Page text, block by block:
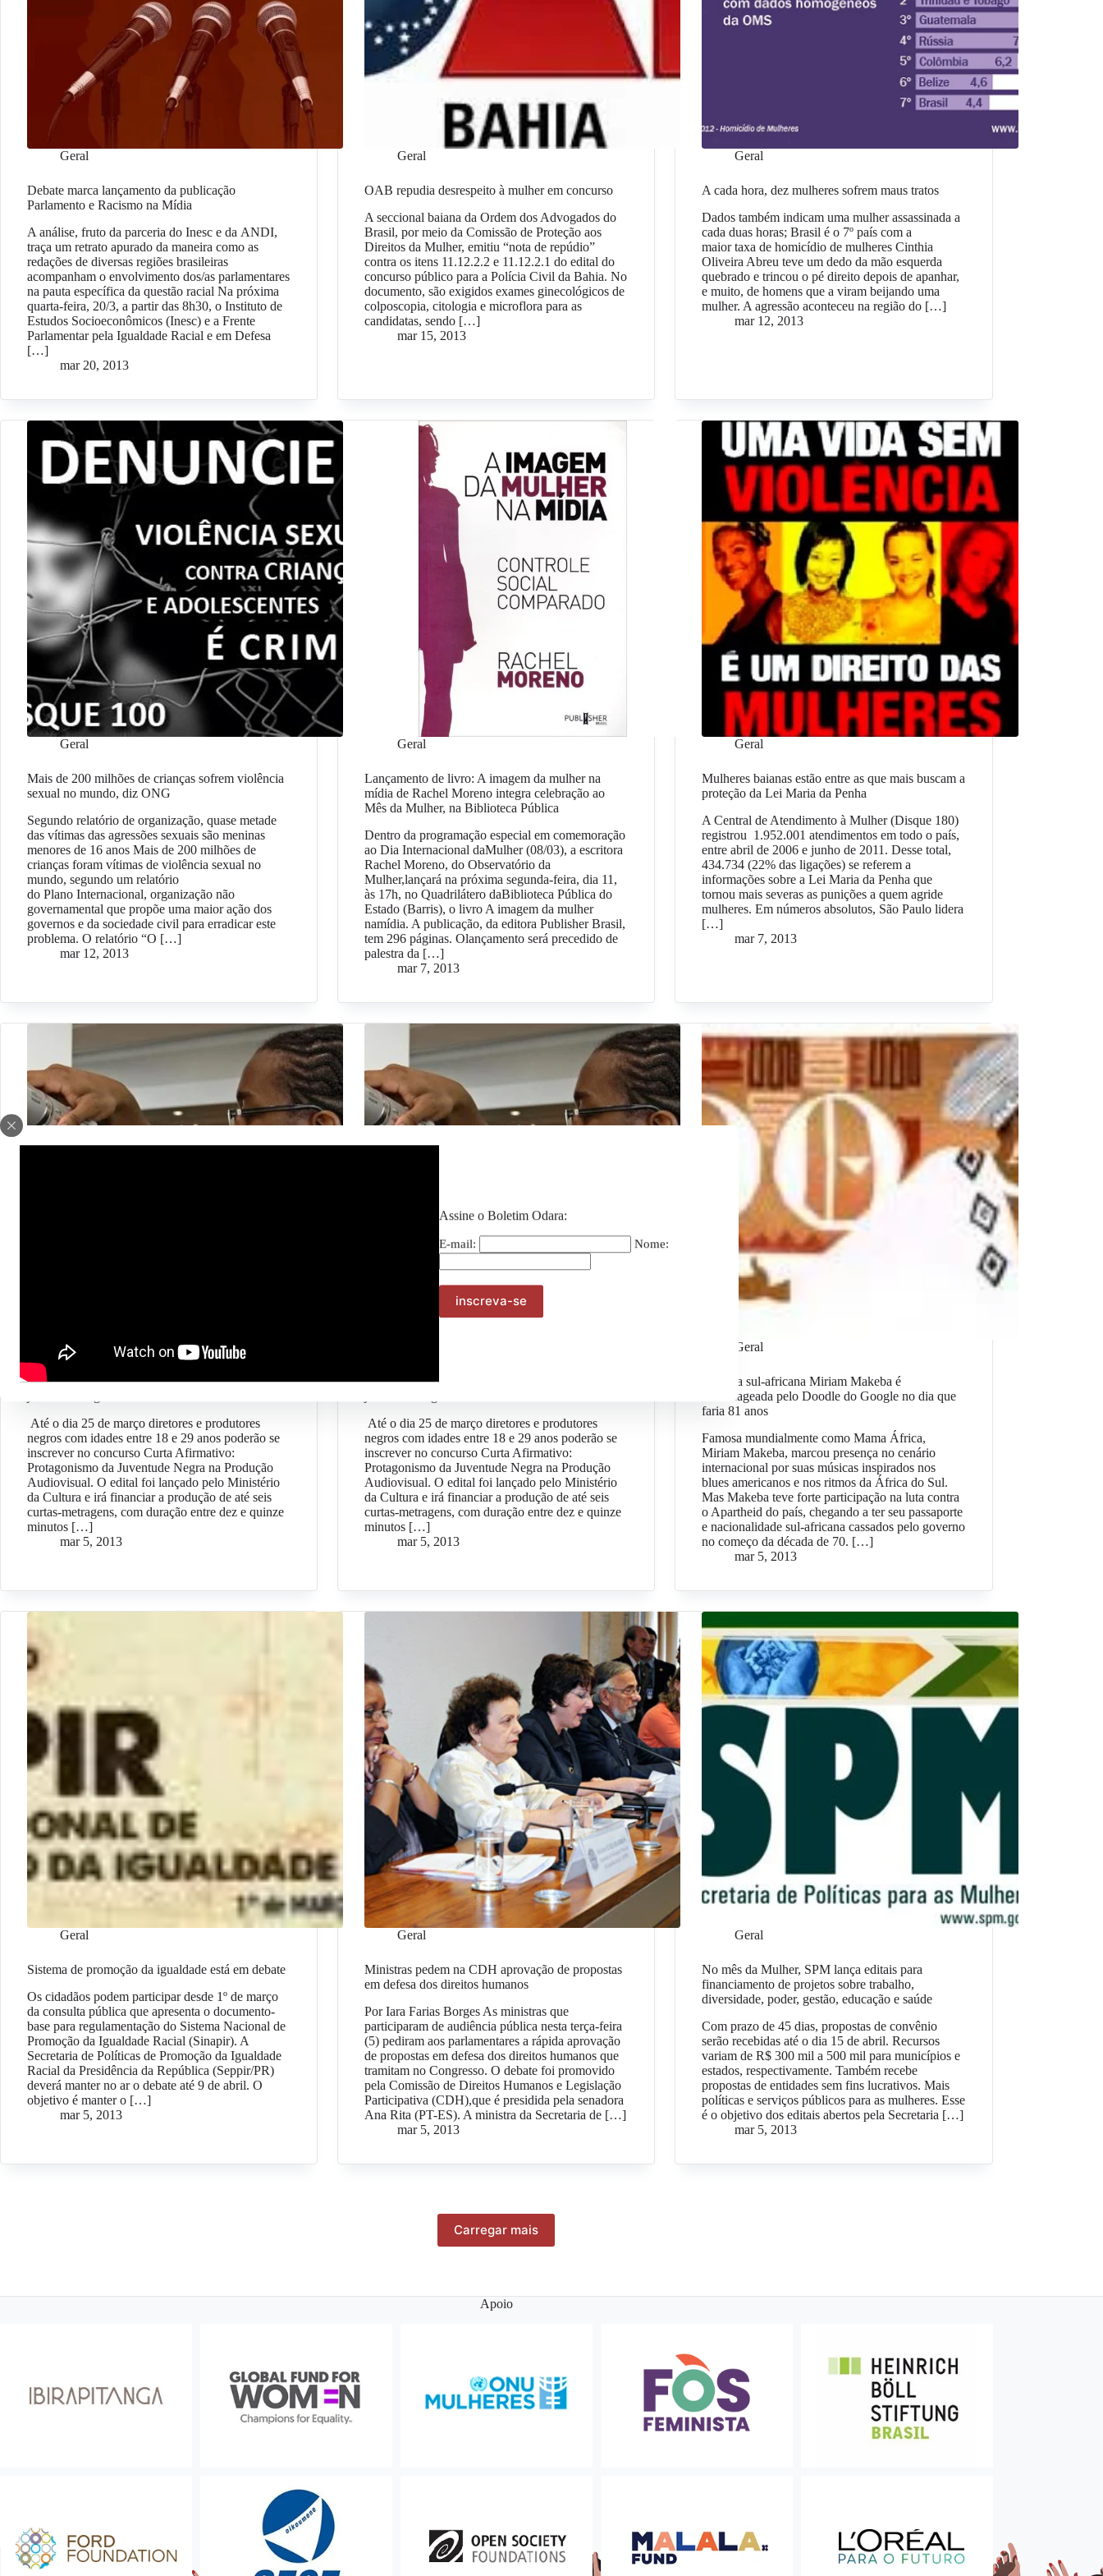
Assine o Boletim Odara:
E-mail: Nome:
Geral
Debate marca lançamento da publicação
Parlamento e Racismo na Mídia
A análise, fruto da parceria do Inesc e da ANDI,
traça um retrato apurado da maneira como as
redações de diversas regiões brasileiras
acompanham o envolvimento dos/as parlamentares
na pauta específica da questão racial Na próxima
quarta-feira, 20/3, a partir das 8h30, o Instituto de
Estudos Socioeconômicos (Inesc) e a Frente
Parlamentar pela Igualdade Racial e em Defesa
[…]
mar 20, 2013
Geral
OAB repudia desrespeito à mulher em concurso
A seccional baiana da Ordem dos Advogados do
Brasil, por meio da Comissão de Proteção aos
Direitos da Mulher, emitiu “nota de repúdio”
contra os itens 11.12.2.2 e 11.12.2.1 do edital do
concurso público para a Polícia Civil da Bahia. No
documento, são exigidos exames ginecológicos de
colposcopia, citologia e microflora para as
candidatas, sendo […]
mar 15, 2013
Geral
A cada hora, dez mulheres sofrem maus tratos
Dados também indicam uma mulher assassinada a
cada duas horas; Brasil é o 7º país com a
maior taxa de homicídio de mulheres Cinthia
Oliveira Abreu teve um dedo da mão esquerda
quebrado e trincou o pé direito depois de apanhar,
e muito, de homens que a viram beijando uma
mulher. A agressão aconteceu na região do […]
mar 12, 2013
Geral
Mais de 200 milhões de crianças sofrem violência
sexual no mundo, diz ONG
Segundo relatório de organização, quase metade
das vítimas das agressões sexuais são meninas
menores de 16 anos Mais de 200 milhões de
crianças foram vítimas de violência sexual no
mundo, segundo um relatório
do Plano Internacional, organização não
governamental que propõe uma maior ação dos
governos e da sociedade civil para erradicar este
problema. O relatório “O […]
mar 12, 2013
Geral
Lançamento de livro: A imagem da mulher na
mídia de Rachel Moreno integra celebração ao
Mês da Mulher, na Biblioteca Pública
Dentro da programação especial em comemoração
ao Dia Internacional daMulher (08/03), a escritora
Rachel Moreno, do Observatório da
Mulher,lançará na próxima segunda-feira, dia 11,
às 17h, no Quadrilátero daBiblioteca Pública do
Estado (Barris), o livro A imagem da mulher
namídia. A publicação, da editora Publisher Brasil,
tem 296 páginas. Olançamento será precedido de
palestra da […]
mar 7, 2013
Geral
Mulheres baianas estão entre as que mais buscam a
proteção da Lei Maria da Penha
A Central de Atendimento à Mulher (Disque 180)
registrou 1.952.001 atendimentos em todo o país,
entre abril de 2006 e junho de 2011. Desse total,
434.734 (22% das ligações) se referem a
informações sobre a Lei Maria da Penha que
tornou mais severas as punições a quem agride
mulheres. Em números absolutos, São Paulo lidera
[…]
mar 7, 2013
Geral
Concurso de curtas-metragens busca valorizar
Até o dia 25 de março diretores e produtores
negros com idades entre 18 e 29 anos poderão se
inscrever no concurso Curta Afirmativo:
Protagonismo da Juventude Negra na Produção
Audiovisual. O edital foi lançado pelo Ministério
da Cultura e irá financiar a produção de até seis
curtas-metragens, com duração entre dez e quinze
minutos […]
mar 5, 2013
Concurso de curtas-metragens busca valorizar
Até o dia 25 de março diretores e produtores
negros com idades entre 18 e 29 anos poderão se
inscrever no concurso Curta Afirmativo:
Protagonismo da Juventude Negra na Produção
Audiovisual. O edital foi lançado pelo Ministério
da Cultura e irá financiar a produção de até seis
curtas-metragens, com duração entre dez e quinze
minutos […]
mar 5, 2013
Geral
Cantora sul-africana Miriam Makeba é
homenageada pelo Doodle do Google no dia que
faria 81 anos
Famosa mundialmente como Mama África,
Miriam Makeba, marcou presença no cenário
internacional por suas músicas inspirados nos
blues americanos e nos ritmos da África do Sul.
Mas Makeba teve forte participação na luta contra
o Apartheid do país, chegando a ter seu passaporte
e nacionalidade sul-africana cassados pelo governo
no começo da década de 70. […]
mar 5, 2013
Geral
Sistema de promoção da igualdade está em debate
Os cidadãos podem participar desde 1º de março
da consulta pública que apresenta o documento-
base para regulamentação do Sistema Nacional de
Promoção da Igualdade Racial (Sinapir). A
Secretaria de Políticas de Promoção da Igualdade
Racial da Presidência da República (Seppir/PR)
deverá manter no ar o debate até 9 de abril. O
objetivo é manter o […]
mar 5, 2013
Geral
Ministras pedem na CDH aprovação de propostas
em defesa dos direitos humanos
Por Iara Farias Borges As ministras que
participaram de audiência pública nesta terça-feira
(5) pediram aos parlamentares a rápida aprovação
de propostas em defesa dos direitos humanos que
tramitam no Congresso. O debate foi promovido
pela Comissão de Direitos Humanos e Legislação
Participativa (CDH),que é presidida pela senadora
Ana Rita (PT-ES). A ministra da Secretaria de […]
mar 5, 2013
Geral
No mês da Mulher, SPM lança editais para
financiamento de projetos sobre trabalho,
diversidade, poder, gestão, educação e saúde
Com prazo de 45 dias, propostas de convênio
serão recebidas até o dia 15 de abril. Recursos
variam de R$ 300 mil a 500 mil para municípios e
estados, respectivamente. Também recebe
propostas de entidades sem fins lucrativos. Mais
políticas e serviços públicos para as mulheres. Esse
é o objetivo dos editais abertos pela Secretaria […]
mar 5, 2013
Carregar mais
Apoio